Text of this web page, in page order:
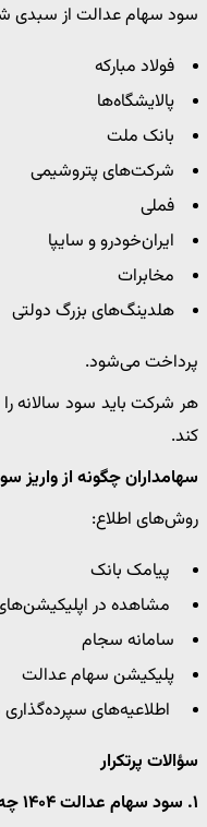
سود سهام عدالت از سبدی
فولاد مبارکه
پالایشگاه‌ها
بانک ملت
شرکت‌های پتروشیمی
فملی
ایران‌خودرو و سایپا
مخابرات
هلدینگ‌های بزرگ دولتی
پرداخت می‌شود.
هر شرکت باید سود سالانه
کند.
سهامداران چگونه از واریز
روش‌های اطلاع:
پیامک بانک
مشاهده در
سامانه سجام
پلیکیشن سهام عدالت
اطلاعیه‌های
سؤالات پرتکرار
۱. سود سهام عدالت ۱۴۰۴ چه زمانی واریز می‌شود؟